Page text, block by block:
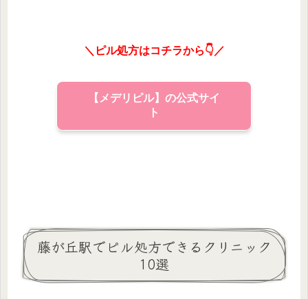
＼ピル処方はコチラから👇／
【メデリピル】の公式サイ
ト
藤が丘駅でピル処方できるクリニック
10選